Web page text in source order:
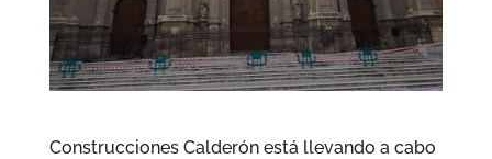
Construcciones Calderón está llevando a cabo